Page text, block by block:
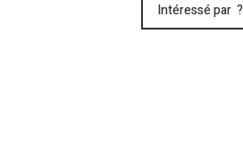
Intéressé par ?